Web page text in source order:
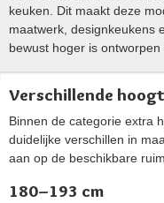
keuken. Dit maakt deze
maatwerk, designkeukens
bewust hoger is
Verschillende
Binnen de categorie extra
duidelijke verschillen in
aan op de beschikbare
180–193 cm